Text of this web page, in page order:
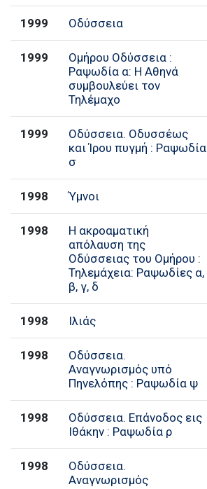
1999 Οδύσσεια
1999
Ομήρου Οδύσσεια :
Ραψωδία α: Η Αθηνά
συμβουλεύει τον
Τηλέμαχο
1999
Οδύσσεια. Οδυσσέως
και Ίρου πυγμή : Ραψωδία
σ
1998 Ύμνοι
1998
Η ακροαματική
απόλαυση της
Οδύσσειας του Ομήρου :
Τηλεμάχεια: Ραψωδίες α,
β, γ, δ
1998 Ιλιάς
1998
Οδύσσεια.
Αναγνωρισμός υπό
Πηνελόπης : Ραψωδία ψ
1998
Οδύσσεια. Επάνοδος εις
Ιθάκην : Ραψωδία ρ
1998
Οδύσσεια.
Αναγνωρισμός